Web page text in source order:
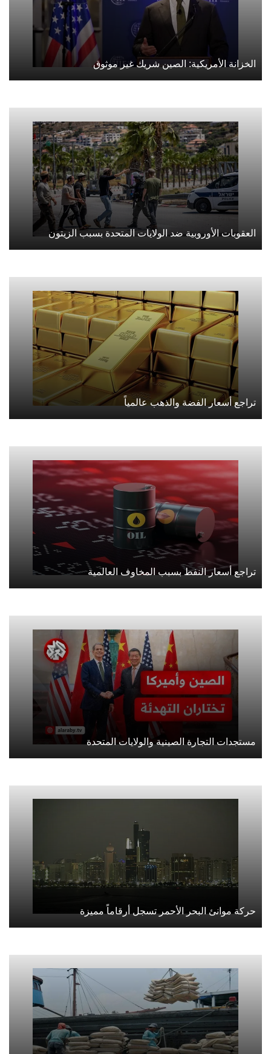
الخزانة الأمريكية: الصين شريك غير موثوق
العقوبات الأوروبية ضد الولايات المتحدة بسبب الزيتون
تراجع أسعار الفضة والذهب عالمياً
تراجع أسعار النفط بسبب المخاوف العالمية
مستجدات التجارة الصينية والولايات المتحدة
حركة موانئ البحر الأحمر تسجل أرقاماً مميزة